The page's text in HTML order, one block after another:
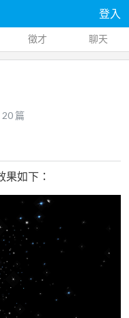
登入
徵才 聊天
20 篇
如下：